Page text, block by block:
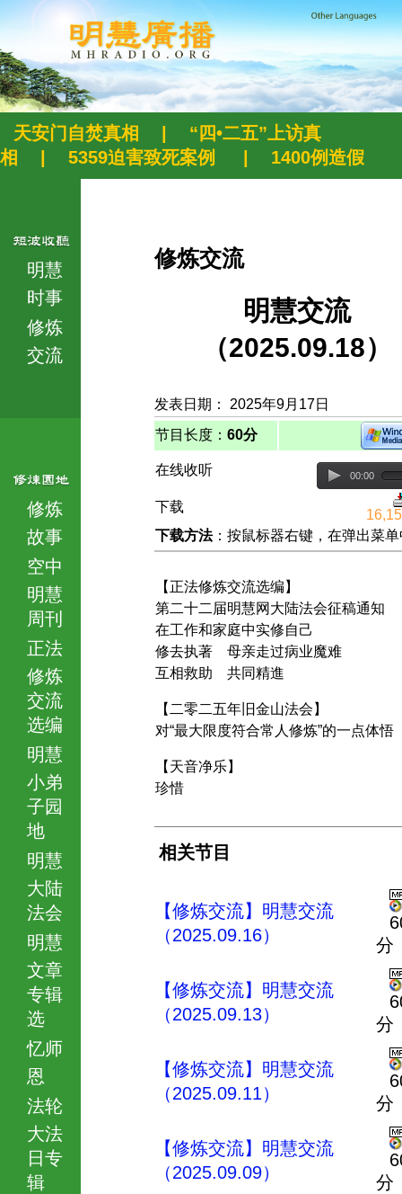
天安门自焚真相
“四•二五”上访真
相
5359迫害致死案例 1400例造假
明慧
时事
修炼
交流
修炼
故事
空中
明慧
周刊
正法
修炼
交流
选编
明慧
小弟
子园
地
明慧
大陆
法会
明慧
文章
专辑
选
忆师
恩
法轮
大法
日专
辑
修炼交流
明慧交流
（2025.09.18）
发表日期： 2025年9月17日
节目长度： 60分
在线收听 00:00
下载
下载方法：按鼠标器右键，在弹出菜
【正法修炼交流选编】
第二十二届明慧网大陆法会征稿通知
在工作和家庭中实修自己
修去执著 母亲走过病业魔难
互相救助 共同精進
【二零二五年旧金山法会】
对“最大限度符合常人修炼”的一点体悟
【天音净乐】
珍惜
相关节目
【修炼交流】明慧交流
（2025.09.16）
分
【修炼交流】明慧交流
（2025.09.13）
分
【修炼交流】明慧交流
（2025.09.11）
分
【修炼交流】明慧交流
（2025.09.09）
分